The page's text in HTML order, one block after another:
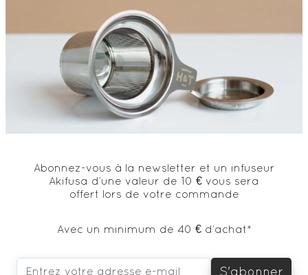
Abonnez-vous à la newsletter et un infuseur
Akifusa d’une valeur de 10 € vous sera
offert lors de votre commande
Avec un minimum de 40 € d’achat*
S'abonner